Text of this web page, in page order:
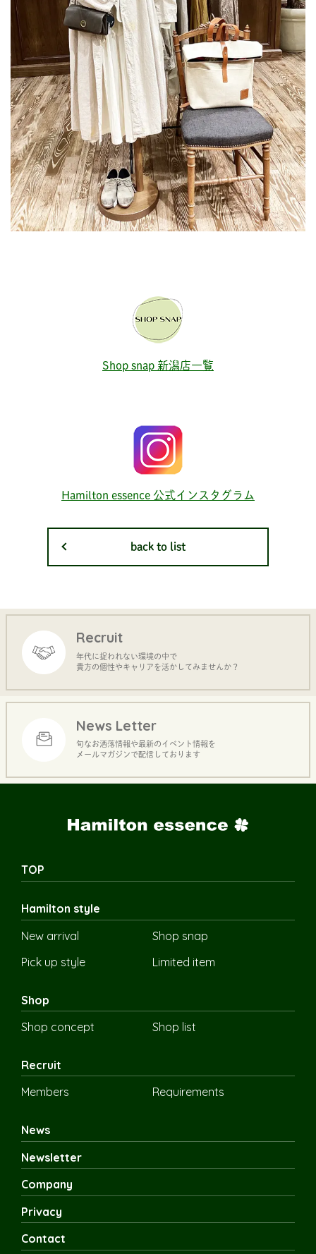
Shop snap 新潟店一覧
Hamilton essence 公式インスタグラム
back to list
Recruit
年代に捉われない環境の中で
貴方の個性やキャリアを活かしてみませんか？
News Letter
旬なお洒落情報や最新のイベント情報を
メールマガジンで配信しております
TOP
Hamilton style
New arrival
Shop snap
Pick up style
Limited item
Shop
Shop concept
Shop list
Recruit
Members
Requirements
News
Newsletter
Company
Privacy
Contact